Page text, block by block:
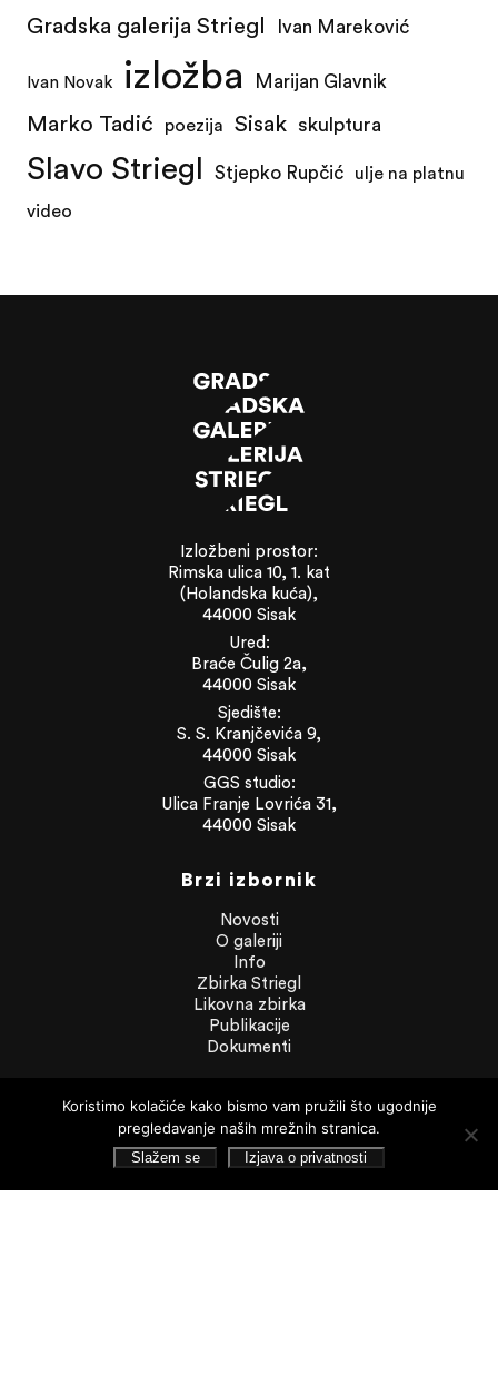
Gradska galerija Striegl Ivan Mareković
Ivan Novak izložba Marijan Glavnik
Marko Tadić poezija Sisak skulptura
Slavo Striegl Stjepko Rupčić ulje na platnu
video
Izložbeni prostor:
Rimska ulica 10, 1. kat
(Holandska kuća),
44000 Sisak
Ured:
Braće Čulig 2a,
44000 Sisak
Sjedište:
S. S. Kranjčevića 9,
44000 Sisak
GGS studio:
Ulica Franje Lovrića 31,
44000 Sisak
Brzi izbornik
Novosti
O galeriji
Info
Zbirka Striegl
Likovna zbirka
Publikacije
Dokumenti
Dokumenti
Financijska izvješća
Javna nabava
Koristimo kolačiće kako bismo vam pružili što ugodnije
pregledavanje naših mrežnih stranica.
Slažem se Izjava o privatnosti